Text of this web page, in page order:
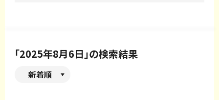
「2025年8月6日」の検索結果
新着順